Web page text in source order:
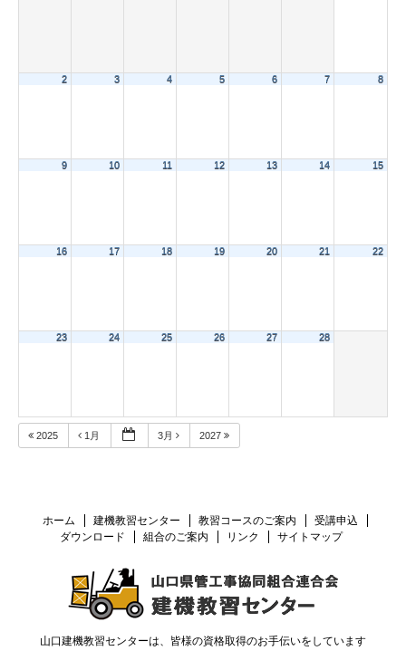
2 3 4 5 6 7 8
9 10 11 12 13 14 15
16 17 18 19 20 21 22
23 24 25 26 27 28
2025 1月 3月 2027
ホーム 建機教習センター 教習コースのご案内
受講申込
ダウンロード
組合のご案内 リンク サイトマップ
山口建機教習センターは、皆様の資格取得のお手伝いをしています